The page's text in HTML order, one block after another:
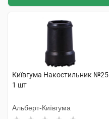
Київгума Накостильник №25
1 шт
Альберт-Київгума